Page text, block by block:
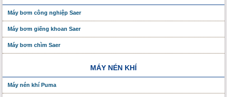
Máy bơm công nghiệp Saer
Máy bơm giếng khoan Saer
Máy bơm chìm Saer
MÁY NÉN KHÍ
Máy nén khí Puma